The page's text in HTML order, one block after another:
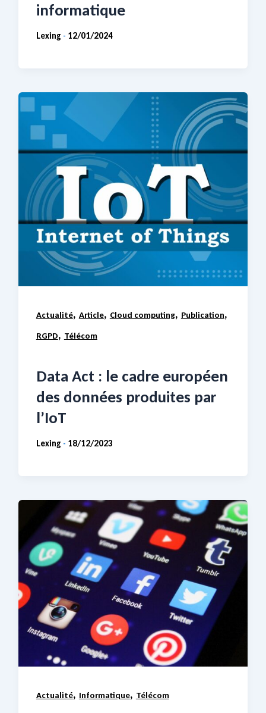
informatique
Lexing - 12/01/2024
Actualité, Article, Cloud computing, Publication,
RGPD, Télécom
Data Act : le cadre européen
des données produites par
l’IoT
Lexing - 18/12/2023
Actualité, Informatique, Télécom